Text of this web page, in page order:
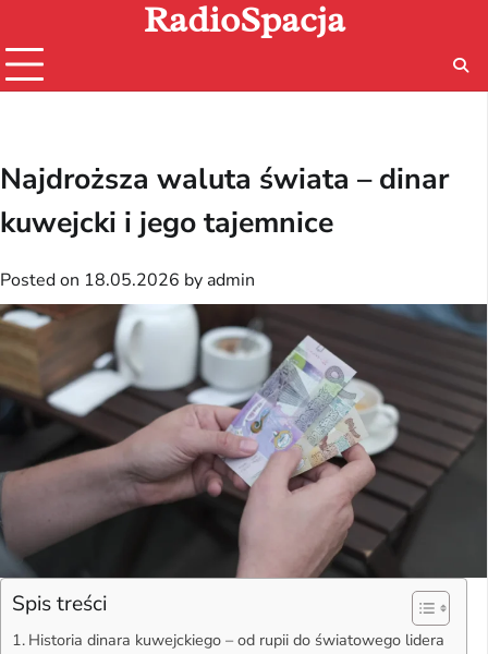
content
RadioSpacja
Najdroższa waluta świata – dinar
kuwejcki i jego tajemnice
Posted on 18.05.2026 by admin
Spis treści
Historia dinara kuwejckiego – od rupii do światowego lidera